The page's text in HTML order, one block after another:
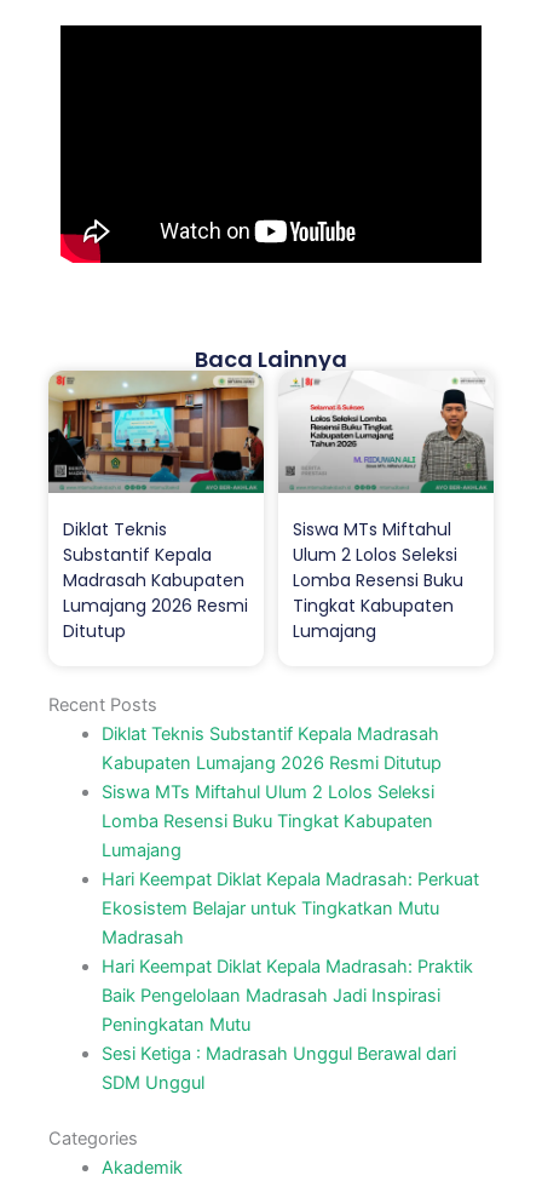
Baca Lainnya
Diklat Teknis
Substantif Kepala
Madrasah Kabupaten
Lumajang 2026 Resmi
Ditutup
Siswa MTs Miftahul
Ulum 2 Lolos Seleksi
Lomba Resensi Buku
Tingkat Kabupaten
Lumajang
Recent Posts
Diklat Teknis Substantif Kepala Madrasah
Kabupaten Lumajang 2026 Resmi Ditutup
Siswa MTs Miftahul Ulum 2 Lolos Seleksi
Lomba Resensi Buku Tingkat Kabupaten
Lumajang
Hari Keempat Diklat Kepala Madrasah: Perkuat
Ekosistem Belajar untuk Tingkatkan Mutu
Madrasah
Hari Keempat Diklat Kepala Madrasah: Praktik
Baik Pengelolaan Madrasah Jadi Inspirasi
Peningkatan Mutu
Sesi Ketiga : Madrasah Unggul Berawal dari
SDM Unggul
Categories
Akademik